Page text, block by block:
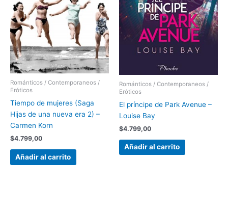
Románticos / Contemporaneos /
Eróticos
Tiempo de mujeres (Saga
Hijas de una nueva era 2) –
Carmen Korn
$4.799,00
Añadir al carrito
Románticos / Contemporaneos /
Eróticos
El príncipe de Park Avenue –
Louise Bay
$4.799,00
Añadir al carrito